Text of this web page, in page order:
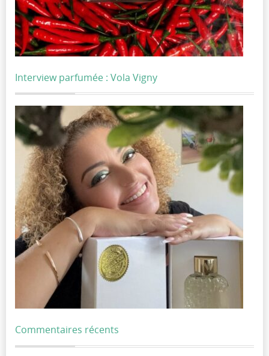
Interview parfumée : Vola Vigny
Commentaires récents